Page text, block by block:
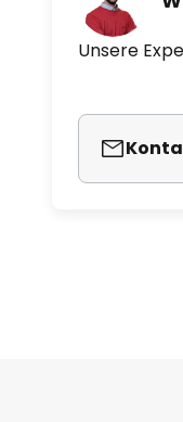
Unsere